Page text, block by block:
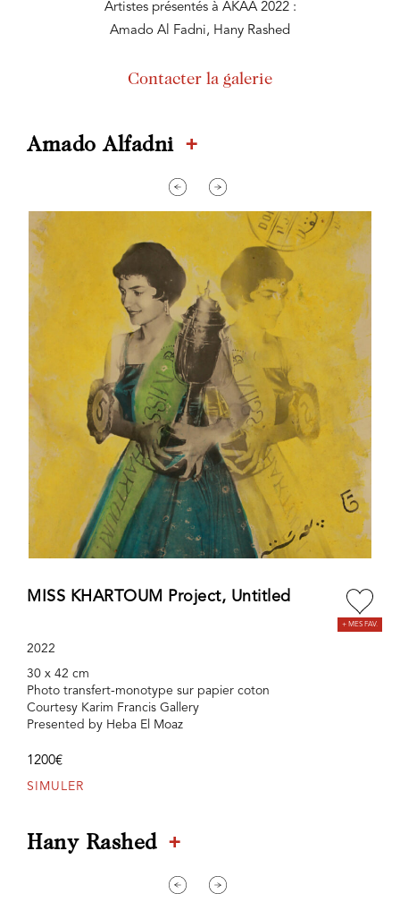
Artistes présentés à AKAA 2022 :
Amado Al Fadni, Hany Rashed
Contacter la galerie
Amado Alfadni +
MISS KHARTOUM Project, Untitled
2022
30 x 42 cm
Photo transfert-monotype sur papier coton
Courtesy Karim Francis Gallery
Presented by Heba El Moaz
1200€
SIMULER
Hany Rashed +